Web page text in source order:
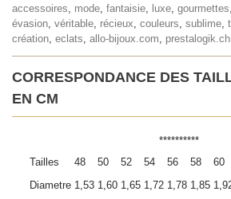
accessoires
mode fantaisie luxe gourmettes
évasion véritable récieux couleurs sublime
création eclats allo-bijoux.com prestalogik.ch
CORRESPONDANCE DES
EN CM
**********
Tailles
48 50 52 54 56 58 60
Diametre 1,53 1,60 1,65 1,72 1,78 1,85